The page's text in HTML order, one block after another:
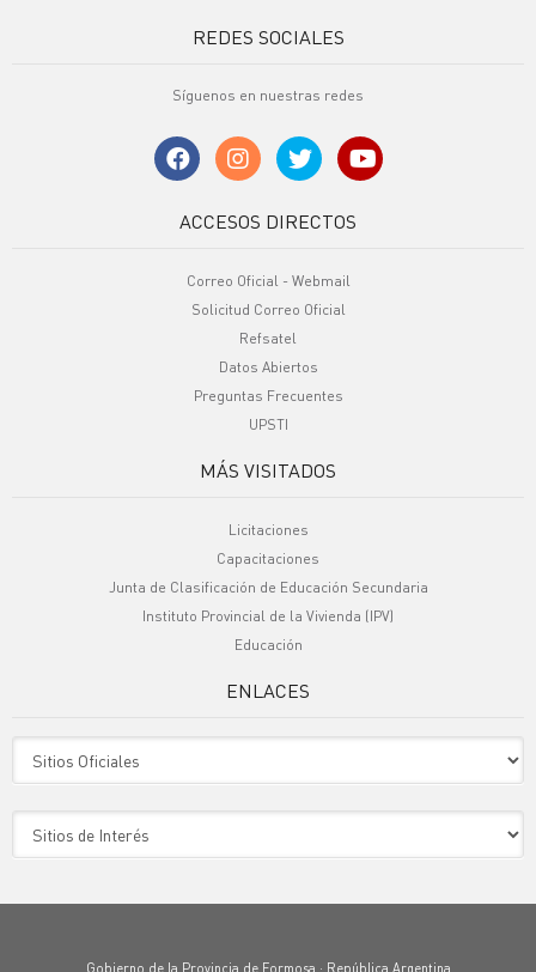
REDES SOCIALES
Síguenos en nuestras redes
ACCESOS DIRECTOS
Correo Oficial - Webmail
Solicitud Correo Oficial
Refsatel
Datos Abiertos
Preguntas Frecuentes
UPSTI
MÁS VISITADOS
Licitaciones
Capacitaciones
Junta de Clasificación de Educación Secundaria
Instituto Provincial de la Vivienda (IPV)
Educación
ENLACES
Gobierno de la Provincia de Formosa · República Argentina